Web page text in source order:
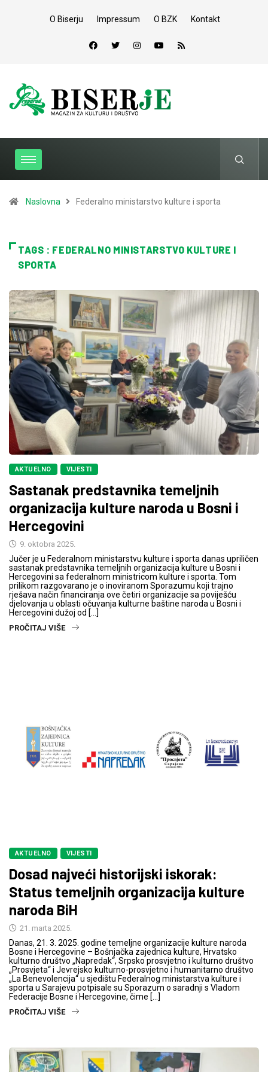
O Biserju Impressum O BZK Kontakt
Naslovna Federalno ministarstvo kulture i sporta
TAGS : FEDERALNO MINISTARSTVO KULTURE I
SPORTA
AKTUELNO VIJESTI
Sastanak predstavnika temeljnih
organizacija kulture naroda u Bosni i
Hercegovini
9. oktobra 2025.
Jučer je u Federalnom ministarstvu kulture i sporta danas upriličen
sastanak predstavnika temeljnih organizacija kulture u Bosni i
Hercegovini sa federalnom ministricom kulture i sporta. Tom
prilikom razgovarano je o inoviranom Sporazumu koji trajno
rješava način financiranja ove četiri organizacije sa poviješću
djelovanja u oblasti očuvanja kulturne baštine naroda u Bosni i
Hercegovini dužoj od […]
PROČITAJ VIŠE
AKTUELNO VIJESTI
Dosad najveći historijski iskorak:
Status temeljnih organizacija kulture
naroda BiH
21. marta 2025.
Danas, 21. 3. 2025. godine temeljne organizacije kulture naroda
Bosne i Hercegovine – Bošnjačka zajednica kulture, Hrvatsko
kulturno društvo „Napredak“, Srpsko prosvjetno i kulturno društvo
„Prosvjeta“ i Jevrejsko kulturno-prosvjetno i humanitarno društvo
„La Benevolencija“ u sjedištu Federalnog ministarstva kulture i
sporta u Sarajevu potpisale su Sporazum o saradnji s Vladom
Federacije Bosne i Hercegovine, čime […]
PROČITAJ VIŠE